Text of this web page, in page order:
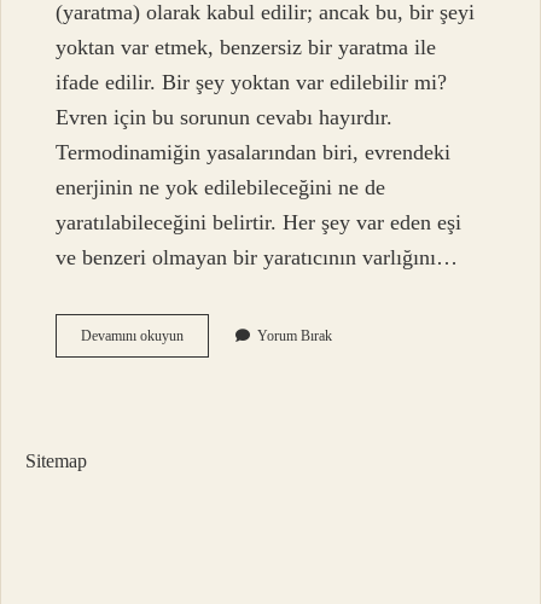
(yaratma) olarak kabul edilir; ancak bu, bir şeyi
yoktan var etmek, benzersiz bir yaratma ile
ifade edilir. Bir şey yoktan var edilebilir mi?
Evren için bu sorunun cevabı hayırdır.
Termodinamiğin yasalarından biri, evrendeki
enerjinin ne yok edilebileceğini ne de
yaratılabileceğini belirtir. Her şey var eden eşi
ve benzeri olmayan bir yaratıcının varlığını…
Devamını okuyunBir
Şeyi
Yorum Bırak
Sitemap